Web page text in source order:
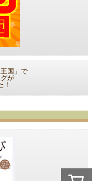
国」で
が
！